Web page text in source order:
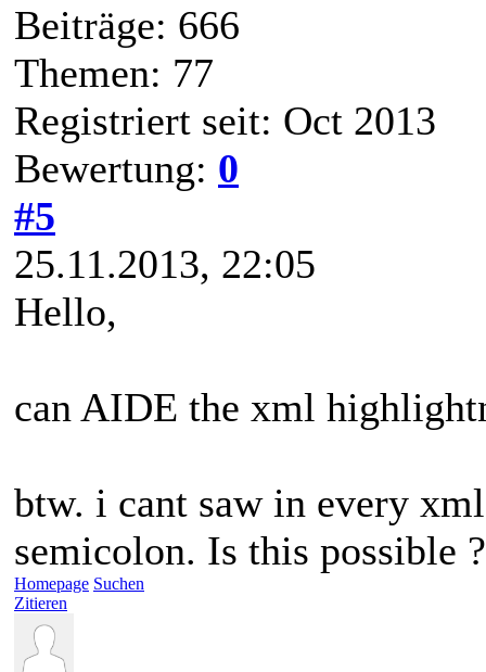
Beiträge: 666
Themen: 77
Registriert seit: Oct 2013
Bewertung: 0
#5
25.11.2013, 22:05
Hello,
can AIDE the xml
btw. i cant saw in every
semicolon. Is this possible ?
Homepage Suchen
Zitieren